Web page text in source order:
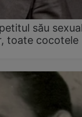
său
toate cocotele